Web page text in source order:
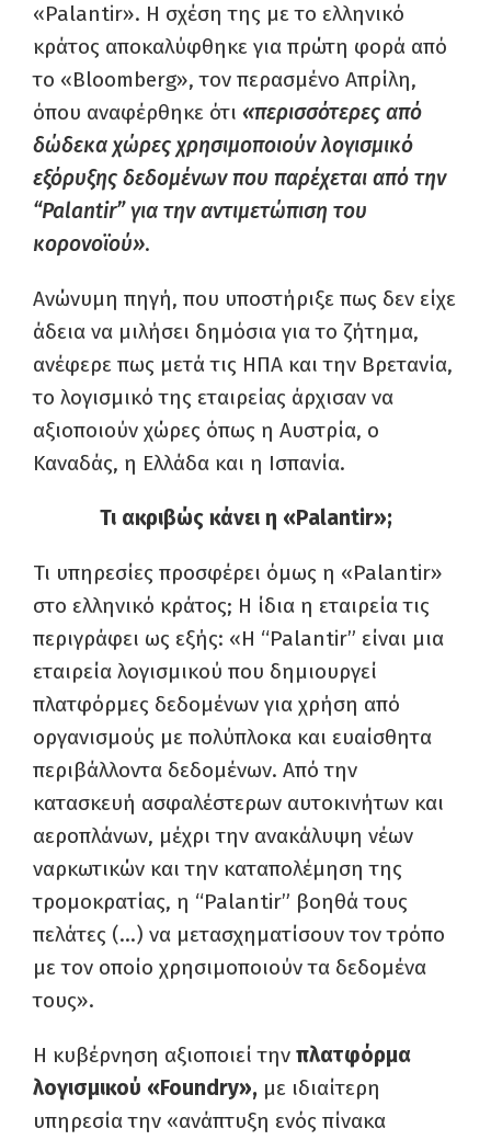
«Palantir». Η σχέση της με το ελληνικό
κράτος αποκαλύφθηκε για πρώτη φορά από
το «Bloomberg», τον περασμένο Απρίλη,
όπου αναφέρθηκε ότι «περισσότερες από
δώδεκα χώρες χρησιμοποιούν λογισμικό
εξόρυξης δεδομένων που παρέχεται από την
“Palantir” για την αντιμετώπιση του
κορονοϊού».
Ανώνυμη πηγή, που υποστήριξε πως δεν είχε
άδεια να μιλήσει δημόσια για το ζήτημα,
ανέφερε πως μετά τις ΗΠΑ και την Βρετανία,
το λογισμικό της εταιρείας άρχισαν να
αξιοποιούν χώρες όπως η Αυστρία, ο
Καναδάς, η Ελλάδα και η Ισπανία.
Τι ακριβώς κάνει η «Palantir»;
Τι υπηρεσίες προσφέρει όμως η «Palantir»
στο ελληνικό κράτος; Η ίδια η εταιρεία τις
περιγράφει ως εξής: «Η “Palantir” είναι μια
εταιρεία λογισμικού που δημιουργεί
πλατφόρμες δεδομένων για χρήση από
οργανισμούς με πολύπλοκα και ευαίσθητα
περιβάλλοντα δεδομένων. Από την
κατασκευή ασφαλέστερων αυτοκινήτων και
αεροπλάνων, μέχρι την ανακάλυψη νέων
ναρκωτικών και την καταπολέμηση της
τρομοκρατίας, η “Palantir” βοηθά τους
πελάτες (…) να μετασχηματίσουν τον τρόπο
με τον οποίο χρησιμοποιούν τα δεδομένα
τους».
Η κυβέρνηση αξιοποιεί την πλατφόρμα
λογισμικού «Foundry», με ιδιαίτερη
υπηρεσία την «ανάπτυξη ενός πίνακα